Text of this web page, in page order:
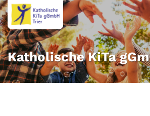
Zum Inhalt springen
Katholische KiTa